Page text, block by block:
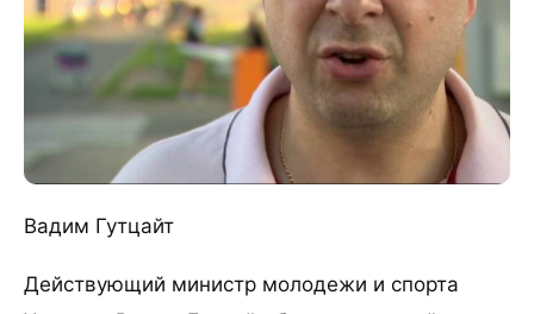
Вадим Гутцайт
Действующий министр молодежи и спорта